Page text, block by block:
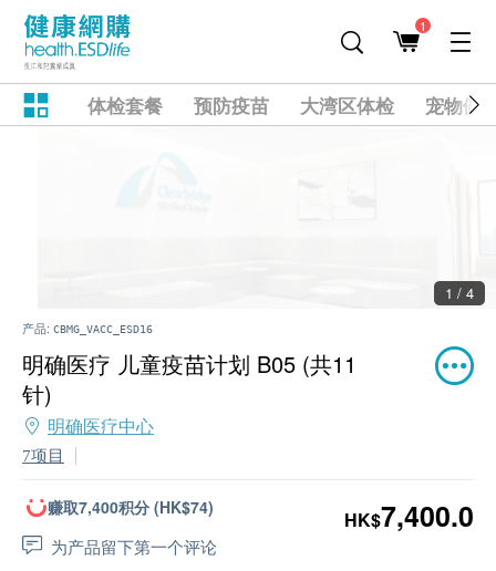
1
体检套餐 预防疫苗 大湾区体检 宠物健
2 / 4
产品: CBMG_VACC_ESD16
明确医疗 儿童疫苗计划 B05 (共11
针)
明确医疗中心
7项目
赚取7,400积分 (HK$74)
为产品留下第一个评论
HK$7,400.0